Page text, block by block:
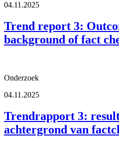
04.11.2025
Trend report 3:
background of fact
Onderzoek
04.11.2025
Trendrapport 3:
achtergrond van